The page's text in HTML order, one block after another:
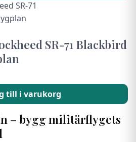
SR-71 Blackbird
till i varukorg
– bygg militärflygets